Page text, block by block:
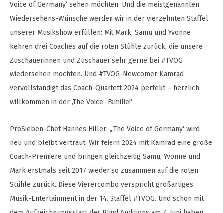
Voice of Germany‘ sehen möchten. Und die meistgenannten
Wiedersehens-Wünsche werden wir in der vierzehnten Staffel
unserer Musikshow erfüllen: Mit Mark, Samu und Yvonne
kehren drei Coaches auf die roten Stühle zurück, die unsere
Zuschauerinnen und Zuschauer sehr gerne bei #TVOG
wiedersehen möchten. Und #TVOG-Newcomer Kamrad
vervollständigt das Coach-Quartett 2024 perfekt – herzlich
willkommen in der ‚The Voice‘-Familie!“
ProSieben-Chef Hannes Hiller: „‚The Voice of Germany‘ wird
neu und bleibt vertraut. Wir feiern 2024 mit Kamrad eine große
Coach-Premiere und bringen gleichzeitig Samu, Yvonne und
Mark erstmals seit 2017 wieder so zusammen auf die roten
Stühle zurück. Diese Vierercombo verspricht großartiges
Musik-Entertainment in der 14. Staffel #TVOG. Und schon mit